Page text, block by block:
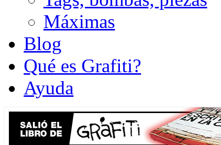
Máximas
Blog
Qué es Grafiti?
Ayuda